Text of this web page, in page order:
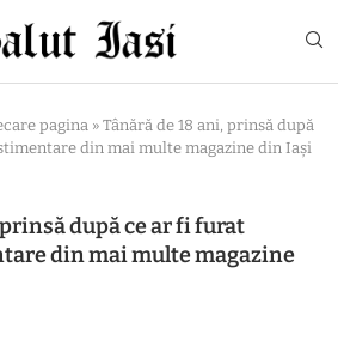
pagina » Tânără de 18 ani, prinsă după
din mai multe magazine din Iași
după ce ar fi furat
din mai multe magazine